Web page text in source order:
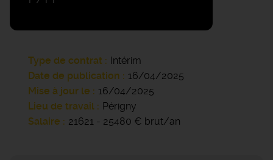
Type de contrat
Intérim
Date de publication
16/04/2025
Mise à jour le
16/04/2025
Lieu de travail
Périgny
Salaire
21621 - 25480 € brut/an